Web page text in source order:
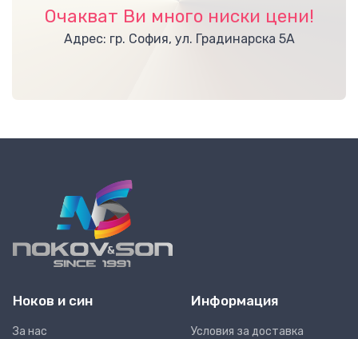
Очакват Ви много ниски цени!
Адрес: гр. София, ул. Градинарска 5А
Ноков и син
За нас
Информация
Условия за доставка